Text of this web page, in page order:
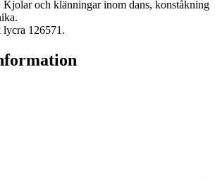
Kjolar och klänningar inom dans, konståkning
lycra 126571.